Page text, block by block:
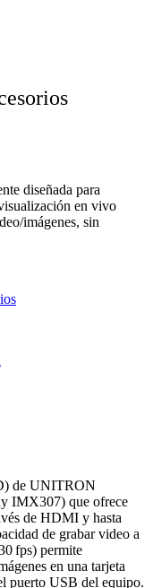
diseñada para
en vivo
imágenes, sin
de UNITRON
IMX307) que ofrece
de HDMI y hasta
de grabar video a
fps) permite
en una tarjeta
puerto USB del equipo.